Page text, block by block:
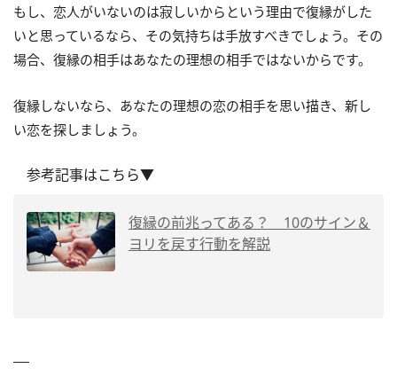
もし、恋人がいないのは寂しいからという理由で復縁がした
いと思っているなら、その気持ちは手放すべきでしょう。その
場合、復縁の相手はあなたの理想の相手ではないからです。
復縁しないなら、あなたの理想の恋の相手を思い描き、新し
い恋を探しましょう。
参考記事はこちら▼
復縁の前兆ってある？ 10のサイン＆
ヨリを戻す行動を解説